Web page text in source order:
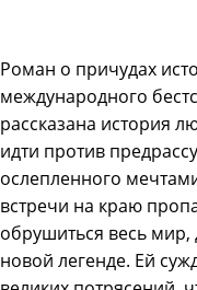
Роман о причудах
международного
рассказана история
идти против
ослепленного
встречи на краю
обрушиться весь
новой легенде. Ей